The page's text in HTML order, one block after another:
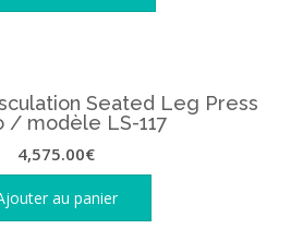
Seated Leg Press
/ modèle LS-117
4,575.00€
au panier